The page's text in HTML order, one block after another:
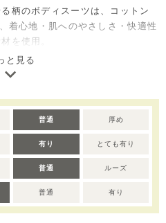
柄のボディスーツは、コットン
着心地・肌へのやさしさ・快適性
を使用。
プボタンで脱着のしやすさを重
ベビー服ギフトとしても大変喜
ップボタンで全開きとなりま
際の商品の色味と異なって見える
と見る
普通 厚め
有り とても有り
普通 ルーズ
普通 有り